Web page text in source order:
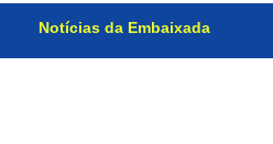
Notícias da Embaixada